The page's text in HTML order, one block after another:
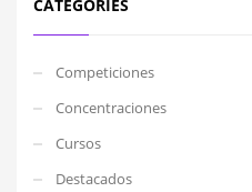
CATEGORIES
Competiciones
Concentraciones
Cursos
Destacados